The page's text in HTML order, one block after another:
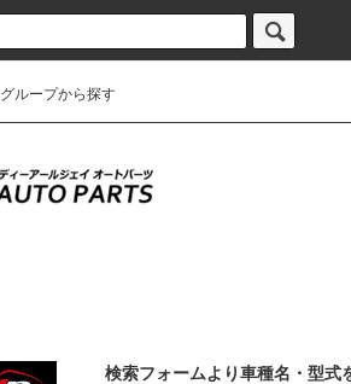
グループから探す
検索フォームより車種名・型式